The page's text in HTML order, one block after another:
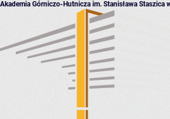
Akademia Górniczo-Hutnicza im. Stanisława Staszica